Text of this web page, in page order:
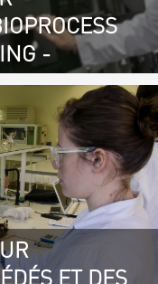
-
ET DES